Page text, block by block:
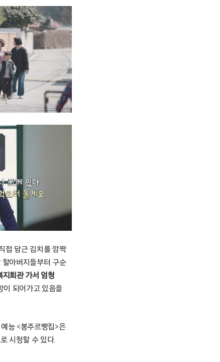
접 담근 김치를 깜짝
아버지들부터 구순
지회관 가서 엄청
이 되어가고 있음을
능 <봉주르빵집>은
시청할 수 있다.